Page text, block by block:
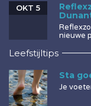
OKT 5
nieuwe
Leefstijltips
Sta
Je